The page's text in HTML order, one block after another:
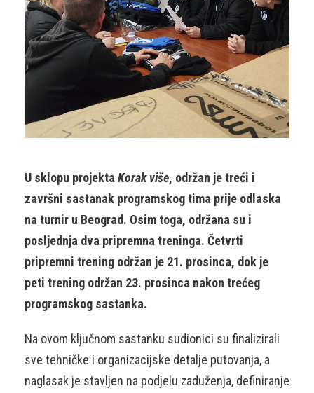
U sklopu projekta Korak više, održan je treći i
završni sastanak programskog tima prije odlaska
na turnir u Beograd. Osim toga, održana su i
posljednja dva pripremna treninga. Četvrti
pripremni trening održan je 21. prosinca, dok je
peti trening održan 23. prosinca nakon trećeg
programskog sastanka.
Na ovom ključnom sastanku sudionici su finalizirali
sve tehničke i organizacijske detalje putovanja, a
naglasak je stavljen na podjelu zaduženja, definiranje